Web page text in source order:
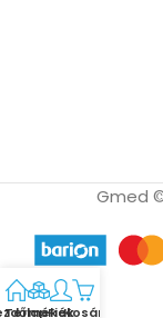
Gmed
Termékek
FiókKosár